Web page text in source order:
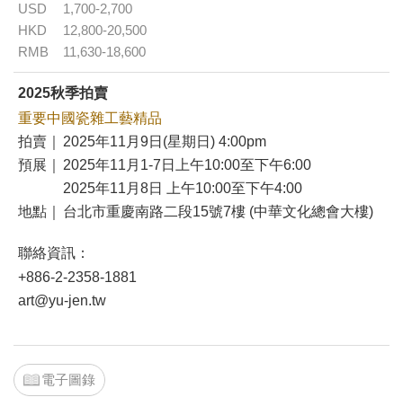
USD
1,700-2,700
HKD
12,800-20,500
RMB
11,630-18,600
2025秋季拍賣
重要中國瓷雜工藝精品
拍賣｜
2025年11月9日(星期日) 4:00pm
預展｜
2025年11月1-7日上午10:00至下午6:00
2025年11月8日 上午10:00至下午4:00
地點｜
台北市重慶南路二段15號7樓 (中華文化總會大樓)
聯絡資訊：
+886-2-2358-1881
art@yu-jen.tw
電子圖錄